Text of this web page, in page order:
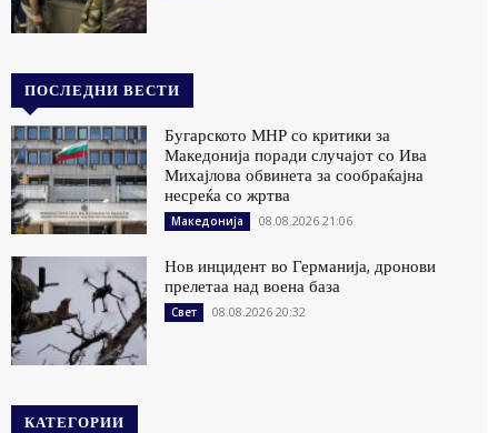
ПОСЛЕДНИ ВЕСТИ
Бугарското МНР со критики за
Македонија поради случајот со Ива
Михајлова обвинета за сообраќајна
несреќа со жртва
Македонија 08.08.2026 21:06
Нов инцидент во Германија, дронови
прелетаа над воена база
Свет 08.08.2026 20:32
КАТЕГОРИИ